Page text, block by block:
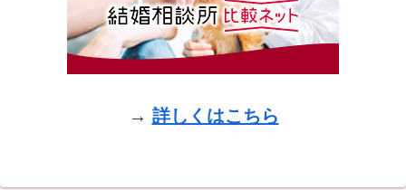
→ 詳しくはこちら